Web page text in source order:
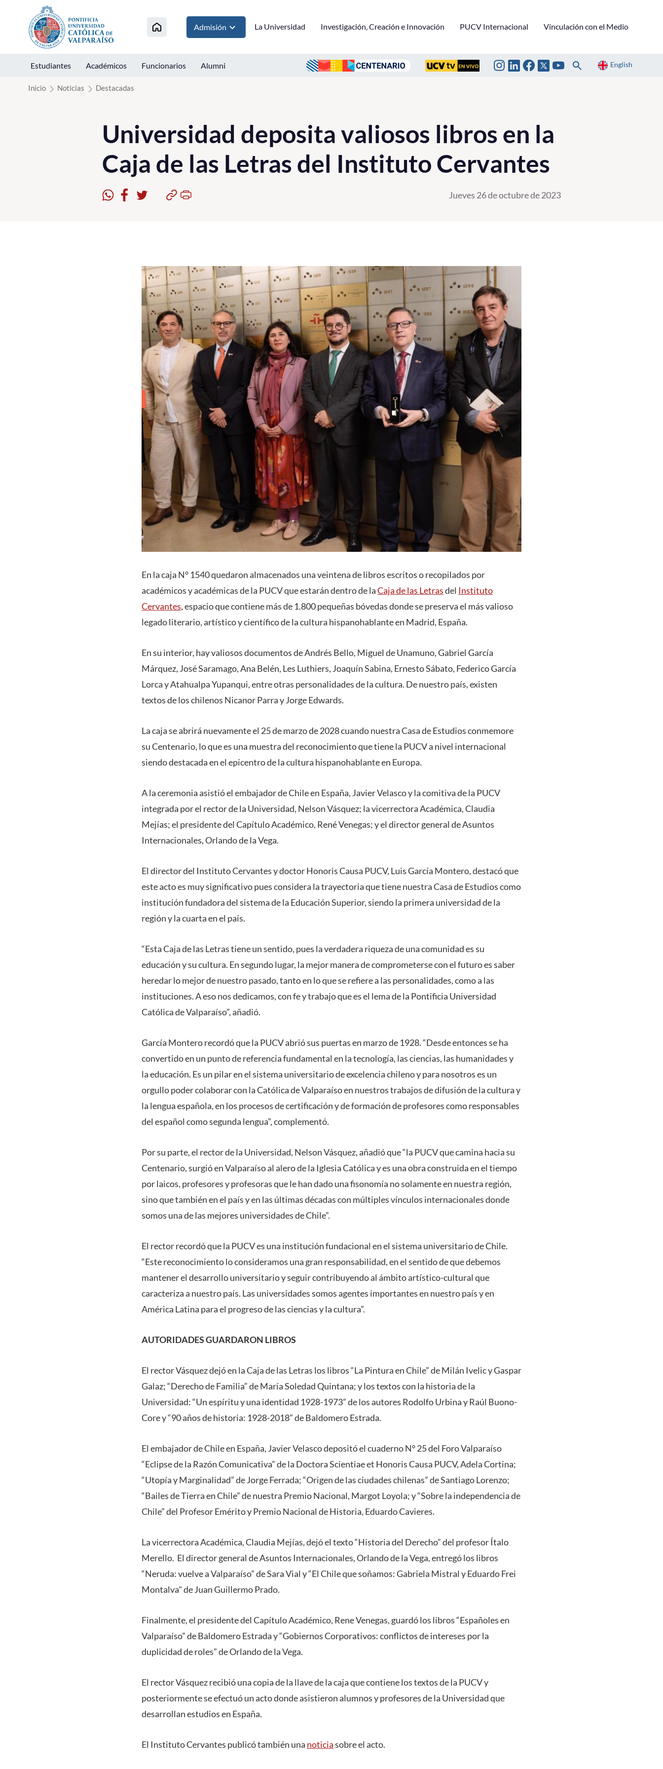
Click acá para ir directamente al contenido
Admisión La Universidad Investigación, Creación e Innovación PUCV Internacional Vinculación con el Medio
Estudiantes Académicos Funcionarios Alumni English
Inicio Noticias Destacadas
Universidad deposita valiosos libros en la
Caja de las Letras del Instituto Cervantes
Jueves 26 de octubre de 2023
En la caja N° 1540 quedaron almacenados una veintena de libros escritos o recopilados por
académicos y académicas de la PUCV que estarán dentro de laCaja de las Letrasdel Instituto
Cervantes, espacio que contiene más de 1.800 pequeñas bóvedas donde se preserva el más valioso
legado literario, artístico y científico de la cultura hispanohablante en Madrid, España.
En su interior, hay valiosos documentos de Andrés Bello, Miguel de Unamuno, Gabriel García
Márquez, José Saramago, Ana Belén, Les Luthiers, Joaquín Sabina, Ernesto Sábato, Federico García
Lorca y Atahualpa Yupanqui, entre otras personalidades de la cultura. De nuestro país, existen
textos de los chilenos Nicanor Parra y Jorge Edwards.
La caja se abrirá nuevamente el 25 de marzo de 2028 cuando nuestra Casa de Estudios conmemore
su Centenario, lo que es una muestra del reconocimiento que tiene la PUCV a nivel internacional
siendo destacada en el epicentro de la cultura hispanohablante en Europa.
A la ceremonia asistió el embajador de Chile en España, Javier Velasco y la comitiva de la PUCV
integrada por el rector de la Universidad, Nelson Vásquez; la vicerrectora Académica, Claudia
Mejías; el presidente del Capítulo Académico, René Venegas; y el director general de Asuntos
Internacionales, Orlando de la Vega.
El director del Instituto Cervantes y doctor Honoris Causa PUCV, Luis García Montero, destacó que
este acto es muy significativo pues considera la trayectoria que tiene nuestra Casa de Estudios como
institución fundadora del sistema de la Educación Superior, siendo la primera universidad de la
región y la cuarta en el país.
“Esta Caja de las Letras tiene un sentido, pues la verdadera riqueza de una comunidad es su
educación y su cultura. En segundo lugar, la mejor manera de comprometerse con el futuro es saber
heredar lo mejor de nuestro pasado, tanto en lo que se refiere a las personalidades, como a las
instituciones. A eso nos dedicamos, con fe y trabajo que es el lema de la Pontificia Universidad
Católica de Valparaíso”, añadió.
García Montero recordó que la PUCV abrió sus puertas en marzo de 1928. “Desde entonces se ha
convertido en un punto de referencia fundamental en la tecnología, las ciencias, las humanidades y
la educación. Es un pilar en el sistema universitario de excelencia chileno y para nosotros es un
orgullo poder colaborar con la Católica de Valparaíso en nuestros trabajos de difusión de la cultura y
la lengua española, en los procesos de certificación y de formación de profesores como responsables
del español como segunda lengua”, complementó.
Por su parte, el rector de la Universidad, Nelson Vásquez, añadió que “la PUCV que camina hacia su
Centenario, surgió en Valparaíso al alero de la Iglesia Católica y es una obra construida en el tiempo
por laicos, profesores y profesoras que le han dado una fisonomía no solamente en nuestra región,
sino que también en el país y en las últimas décadas con múltiples vínculos internacionales donde
somos una de las mejores universidades de Chile”.
El rector recordó que la PUCV es una institución fundacional en el sistema universitario de Chile.
“Este reconocimiento lo consideramos una gran responsabilidad, en el sentido de que debemos
mantener el desarrollo universitario y seguir contribuyendo al ámbito artístico-cultural que
caracteriza a nuestro país. Las universidades somos agentes importantes en nuestro país y en
América Latina para el progreso de las ciencias y la cultura”.
AUTORIDADES GUARDARON LIBROS
El rector Vásquez dejó en la Caja de las Letras los libros “La Pintura en Chile” de Milán Ivelic y Gaspar
Galaz; “Derecho de Familia” de María Soledad Quintana; y los textos con la historia de la
Universidad: “Un espíritu y una identidad 1928-1973” de los autores Rodolfo Urbina y Raúl Buono-
Core y “90 años de historia: 1928-2018” de Baldomero Estrada.
El embajador de Chile en España, Javier Velasco depositó el cuaderno N° 25 del Foro Valparaíso
“Eclipse de la Razón Comunicativa” de la Doctora Scientiae et Honoris Causa PUCV, Adela Cortina;
“Utopía y Marginalidad” de Jorge Ferrada; “Origen de las ciudades chilenas” de Santiago Lorenzo;
“Bailes de Tierra en Chile” de nuestra Premio Nacional, Margot Loyola; y “Sobre la independencia de
Chile” del Profesor Emérito y Premio Nacional de Historia, Eduardo Cavieres.
La vicerrectora Académica, Claudia Mejías, dejó el texto “Historia del Derecho” del profesor Ítalo
Merello. El director general de Asuntos Internacionales, Orlando de la Vega, entregó los libros
“Neruda: vuelve a Valparaíso” de Sara Vial y “El Chile que soñamos: Gabriela Mistral y Eduardo Frei
Montalva" de Juan Guillermo Prado.
Finalmente, el presidente del Capítulo Académico, Rene Venegas, guardó los libros “Españoles en
Valparaíso” de Baldomero Estrada y “Gobiernos Corporativos: conflictos de intereses por la
duplicidad de roles” de Orlando de la Vega.
El rector Vásquez recibió una copia de la llave de la caja que contiene los textos de la PUCV y
posteriormente se efectuó un acto donde asistieron alumnos y profesores de la Universidad que
desarrollan estudios en España.
El Instituto Cervantes publicó también una noticiasobre el acto.